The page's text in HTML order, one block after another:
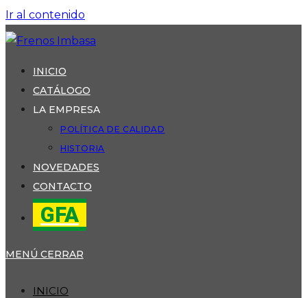
Ir al contenido
INICIO
CATÁLOGO
LA EMPRESA
POLÍTICA DE CALIDAD
HISTORIA
NOVEDADES
CONTACTO
GFA
MENÚ CERRAR
INICIO